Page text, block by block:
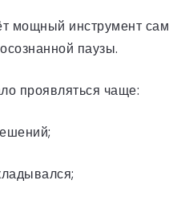
мощный инструмент
паузы.
проявляться чаще: